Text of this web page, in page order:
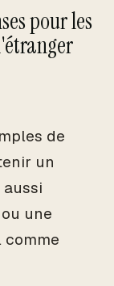
pour les
de
un
une